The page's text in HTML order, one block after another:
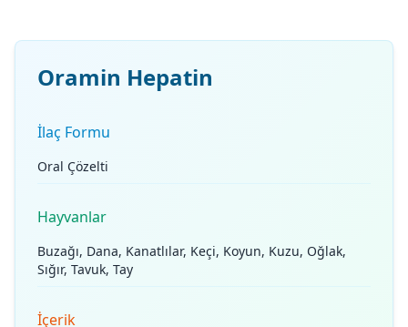
Oramin Hepatin
İlaç Formu
Oral Çözelti
Hayvanlar
Buzağı, Dana, Kanatlılar, Keçi, Koyun, Kuzu, Oğlak,
Sığır, Tavuk, Tay
İçerik